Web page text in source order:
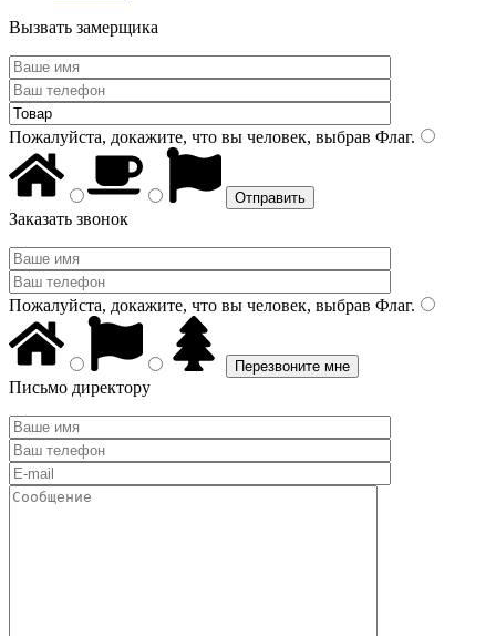
Вызвать замерщика
Пожалуйста, докажите, что вы человек, выбрав Флаг.
Заказать звонок
Пожалуйста, докажите, что вы человек, выбрав Флаг.
Письмо директору